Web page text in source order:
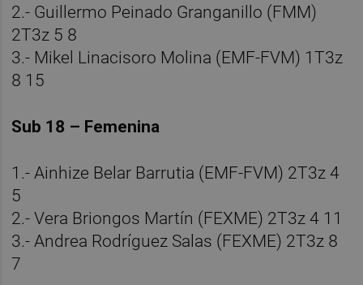
2.- Guillermo Peinado Granganillo (FMM)
2T3z 5 8
3.- Mikel Linacisoro Molina (EMF-FVM) 1T3z
8 15
Sub 18 – Femenina
1.- Ainhize Belar Barrutia (EMF-FVM) 2T3z 4
5
2.- Vera Briongos Martín (FEXME) 2T3z 4 11
3.- Andrea Rodríguez Salas (FEXME) 2T3z 8
7